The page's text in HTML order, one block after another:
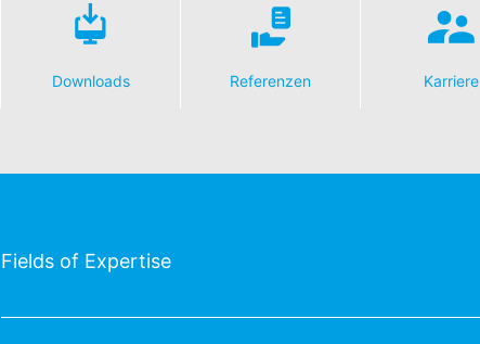
Downloads Referenzen Karriere
Fields of Expertise